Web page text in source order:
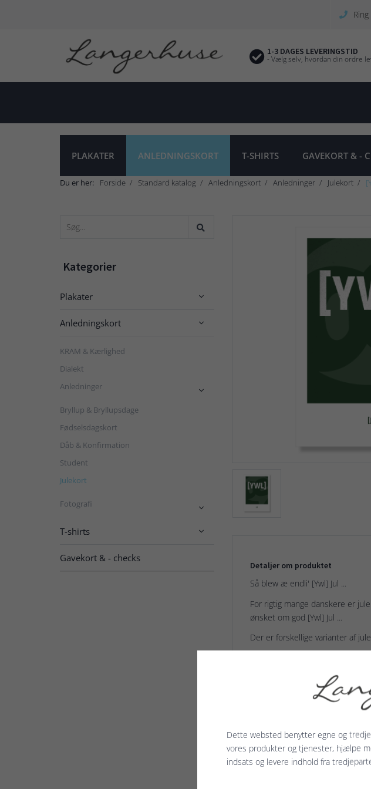
1-3 DAGES LEVERINGSTID
- Vælg selv, hvordan din ordre
PLAKATER ANLEDNINGSKORT T-SHIRTS GAVEKORT & -
Du er her: Forside Standard katalog Anledningskort Anledninger Julekort
Kategorier
Plakater 
Anledningskort 
KRAM & Kærlighed
Dialekt
Anledninger

Bryllup & Bryllupsdage
Fødselsdagskort
Dåb & Konfirmation
Student
Julekort
Fotografi 
T-shirts 
Gavekort & - checks
Detaljer om produktet
Så blew æ endli' [Ywl] Jul ...
For rigtig mange danskere er
ønsket om god [Ywl] Jul ...
Der er forskellige varianter af
Varianterne er med ordene:
Tryk: Tryk udvendig - blank
Papirkvalitet: 250g - Ubehandlet
Indpakning: Pakket i cellofanpose
Dette websted benytter egne og
vores produkter og tjenester, hjælpe
indsats og levere indhold fra